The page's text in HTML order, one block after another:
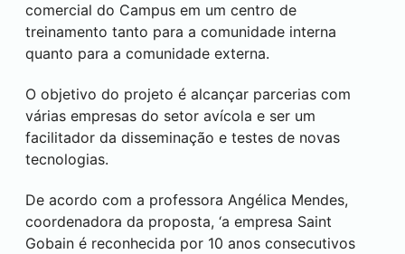
comercial do Campus em um centro de
treinamento tanto para a comunidade interna
quanto para a comunidade externa.
O objetivo do projeto é alcançar parcerias com
várias empresas do setor avícola e ser um
facilitador da disseminação e testes de novas
tecnologias.
De acordo com a professora Angélica Mendes,
coordenadora da proposta, ‘a empresa Saint
Gobain é reconhecida por 10 anos consecutivos